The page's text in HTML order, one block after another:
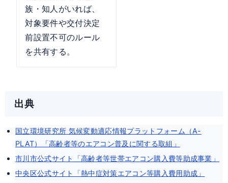
族・知人がいれば、
対象要件や交付決定
前設置不可のルール
を共有する。
出典
国立環境研究所 気候変動適応情報プラットフォーム（A-
PLAT）「高齢者等のエアコン普及に関する取組」
市川市公式サイト「高齢者等世帯エアコン購入費等助成事業」
中央区公式サイト「熱中症対策エアコン等購入費用助成」